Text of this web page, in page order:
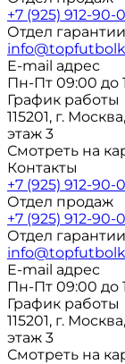
+7 (925) 912-90-
Отдел гарантии
E-mail адрес
Пн-Пт 09:00 до
График работы
115201, г.
этаж 3
Смотреть на
Контакты
+7 (925) 912-90-
Отдел продаж
+7 (925) 912-90-
Отдел гарантии
E-mail адрес
Пн-Пт 09:00 до
График работы
115201, г.
этаж 3
Смотреть на